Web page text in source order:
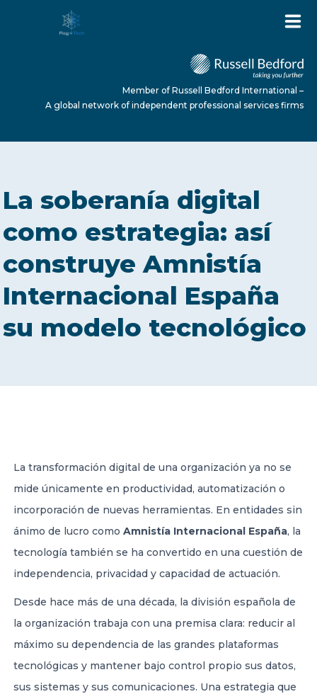
ABOUT US
SERVICES
NEWS
A global network of independent professional
services firms
Member of Russell Bedford International –
A global network of independent professional services firms
La soberanía digital
como estrategia: así
construye Amnistía
Internacional España
su modelo tecnológico
La transformación digital de una organización ya no se
mide únicamente en productividad, automatización o
incorporación de nuevas herramientas. En entidades sin
ánimo de lucro como Amnistía Internacional España, la
tecnología también se ha convertido en una cuestión de
independencia, privacidad y capacidad de actuación.
Desde hace más de una década, la división española de
la organización trabaja con una premisa clara: reducir al
máximo su dependencia de las grandes plataformas
tecnológicas y mantener bajo control propio sus datos,
sus sistemas y sus comunicaciones. Una estrategia que